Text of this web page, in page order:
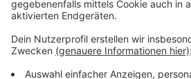
Verpass' nichts mehr - mit
ANTENNE BAYERN
Lifestyle oder unsere
informieren dich.